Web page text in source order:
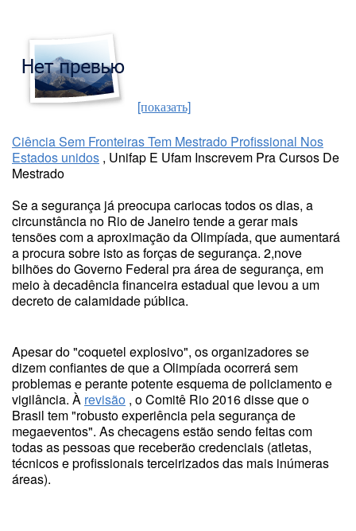
[показать]
Ciência Sem Fronteiras Tem Mestrado Profissional Nos
Estados unidos , Unifap E Ufam Inscrevem Pra Cursos De
Mestrado
Se a segurança já preocupa cariocas todos os dias, a
circunstância no Rio de Janeiro tende a gerar mais
tensões com a aproximação da Olimpíada, que aumentará
a procura sobre isto as forças de segurança. 2,nove
bilhões do Governo Federal pra área de segurança, em
meio à decadência financeira estadual que levou a um
decreto de calamidade pública.
Apesar do "coquetel explosivo", os organizadores se
dizem confiantes de que a Olimpíada ocorrerá sem
problemas e perante potente esquema de policiamento e
vigilância. À revisão , o Comitê Rio 2016 disse que o
Brasil tem "robusto experiência pela segurança de
megaeventos". As checagens estão sendo feitas com
todas as pessoas que receberão credenciais (atletas,
técnicos e profissionais terceirizados das mais inúmeras
áreas).